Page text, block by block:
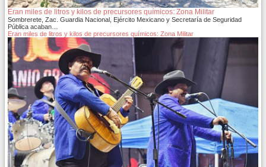
Eran miles de litros y kilos de precursores químicos: Zona Militar
Sombrerete, Zac. Guardia Nacional, Ejército Mexicano y Secretaría de Seguridad
Pública acaban…
Eran miles de litros y kilos de precursores químicos: Zona Militar